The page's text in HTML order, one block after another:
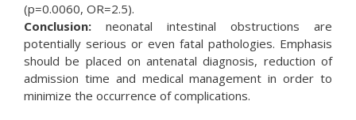
(p=0.0060, OR=2.5).
Conclusion: neonatal intestinal obstructions are
potentially serious or even fatal pathologies. Emphasis
should be placed on antenatal diagnosis, reduction of
admission time and medical management in order to
minimize the occurrence of complications.